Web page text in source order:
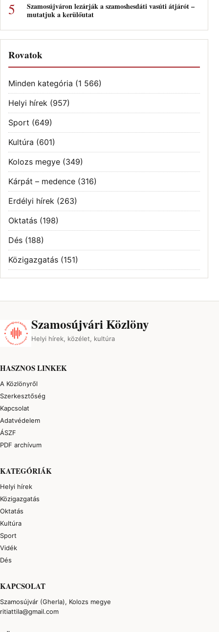
Szamosújváron lezárják a szamoshesdáti vasúti átjárót –
mutatjuk a kerülőutat
Rovatok
Minden kategória (1 566)
Helyi hírek (957)
Sport (649)
Kultúra (601)
Kolozs megye (349)
Kárpát – medence (316)
Erdélyi hírek (263)
Oktatás (198)
Dés (188)
Közigazgatás (151)
Szamosújvári Közlöny
Helyi hírek, közélet, kultúra
HASZNOS LINKEK
A Közlönyről
Szerkesztőség
Kapcsolat
Adatvédelem
ÁSZF
PDF archívum
KATEGÓRIÁK
Helyi hírek
Közigazgatás
Oktatás
Kultúra
Sport
Vidék
Dés
KAPCSOLAT
Szamosújvár (Gherla), Kolozs megye
ritiattila@gmail.com